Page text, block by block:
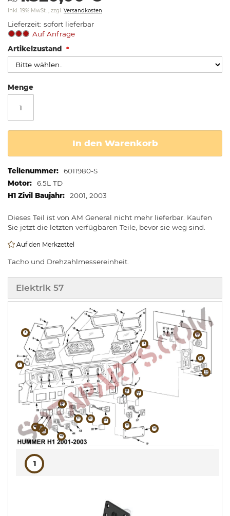
Inkl. 19% MwSt. , zzgl. Versandkosten
Lieferzeit sofort lieferbar
Auf Anfrage
Artikelzustand
Menge
In den Warenkorb
Weitere
Informationen
6011980-S
6.5L TD
2001, 2003
Dieses Teil ist von AM General nicht mehr lieferbar. Kaufen
Sie jetzt die letzten verfügbaren Teile, bevor sie weg sind.
Auf den Merkzettel
Tacho und Drehzahlmessereinheit.
Elektrik 57
1